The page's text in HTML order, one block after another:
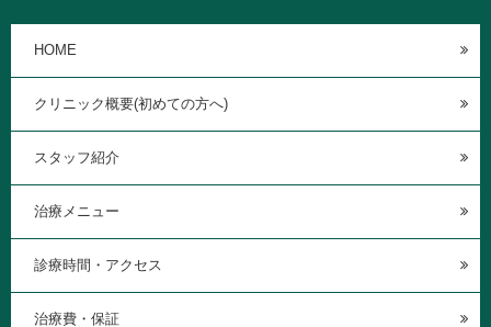
HOME
クリニック概要(初めての方へ)
スタッフ紹介
治療メニュー
診療時間・アクセス
治療費・保証